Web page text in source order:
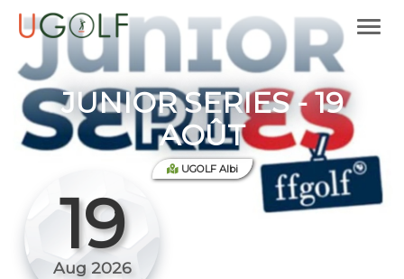
JUNIOR SERIES - 19
AOÛT
UGOLF Albi
19
Aug 2026